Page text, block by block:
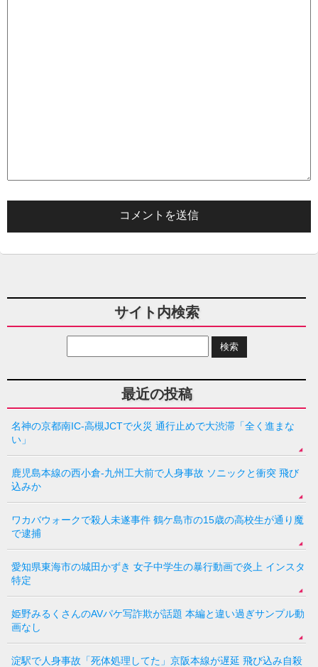
サイト内検索
最近の投稿
名神の京都南IC-高槻JCTで火災 通行止めで大渋滞「全く進まな
い」
鹿児島本線の西小倉-九州工大前で人身事故 ソニックと衝突 飛び
込みか
ワカバウォークで殺人未遂事件 鶴ケ島市の15歳の高校生が通り魔
で逮捕
愛知県東海市の城田かずき 女子中学生の暴行動画で炎上 インスタ
特定
姫野みるくさんのAVパケ写詐欺が話題 本編と違い過ぎサンプル動
画なし
淀駅で人身事故「死体処理してた」京阪本線が遅延 飛び込み自殺